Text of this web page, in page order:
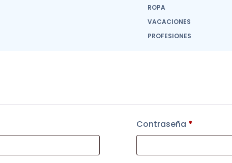
ROPA
VACACIONES
PROFESIONES
Contraseña *